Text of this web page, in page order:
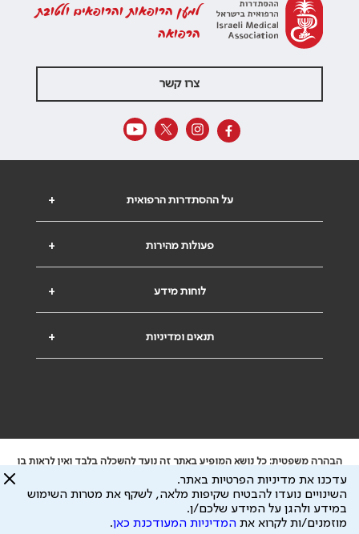
למען הרופאות והרופאים ולטובת
הרפואה
צרו קשר
+ על ההסתדרות הרפואית
+ פעולות מהירות
+ לוחות מידע
+ תנאים ומדיניות
הבהרה משפטית: כל נושא המופיע באתר זה נועד להשכלה בלבד ואין לראות בו
ייעוץ רפואי או משפטי. אין הר"י אחראית לתוכן המתפרסם באתר זה ולכל נזק
שעלול להיגרם.
ידוע לי שהר"י אוספת ושומרת מידע אישי לצורך מתן השרות וכי חלק ממנו עשוי
להיות מועבר לצדדים שלישיים, הכל בכפוף למדיניות הפרטיות
עדכנו את מדיניות הפרטיות באתר.
השינויים נועדו להבטיח שקיפות מלאה, לשקף את מטרות השימוש
במידע ולהגן על המידע שלכם/ן.
מוזמנים/ות לקרוא את המדיניות המעודכנת כאן.